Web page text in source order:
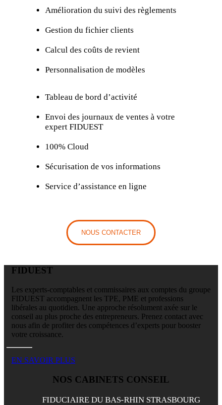
Amélioration du suivi des règlements
Gestion du fichier clients
Calcul des coûts de revient
Personnalisation de modèles
Tableau de bord d’activité
Envoi des journaux de ventes à votre
expert FIDUEST
100% Cloud
Sécurisation de vos informations
Service d’assistance en ligne
NOUS CONTACTER
FIDUEST
Les experts-comptables et commissaires aux comptes du groupe
FIDUEST accompagnent les TPE, PME et professions
libérales au quotidien. Une approche résolument axée sur le
conseil au plus proche des entrepreneurs. Prenez contact avec
nous afin de profiter des compétences d’experts pour booster
votre croissance.
EN SAVOIR PLUS
NOS CABINETS CONSEIL
FIDUCIAIRE DU BAS-RHIN STRASBOURG